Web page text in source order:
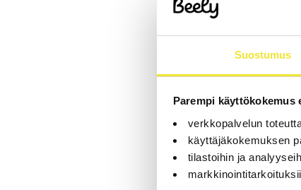
Suostumus
Parempi käyttökokemus
verkkopalvelun
käyttäjäkokemuksen
tilastoihin ja